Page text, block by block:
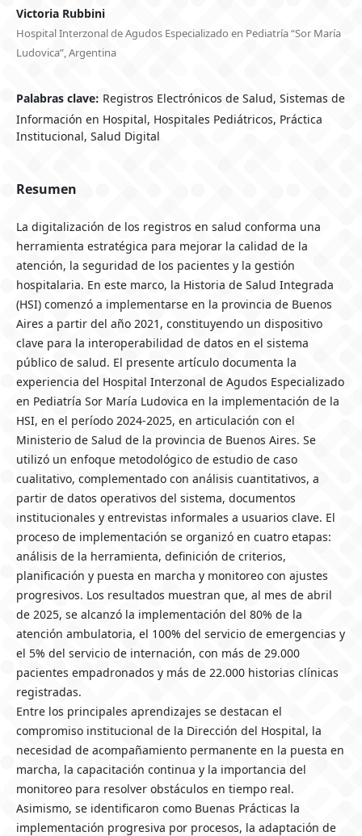
Victoria Rubbini
Hospital Interzonal de Agudos Especializado en Pediatría “Sor María
Ludovica”, Argentina
Palabras clave: Registros Electrónicos de Salud, Sistemas de
Información en Hospital, Hospitales Pediátricos, Práctica
Institucional, Salud Digital
Resumen
La digitalización de los registros en salud conforma una
herramienta estratégica para mejorar la calidad de la
atención, la seguridad de los pacientes y la gestión
hospitalaria. En este marco, la Historia de Salud Integrada
(HSI) comenzó a implementarse en la provincia de Buenos
Aires a partir del año 2021, constituyendo un dispositivo
clave para la interoperabilidad de datos en el sistema
público de salud. El presente artículo documenta la
experiencia del Hospital Interzonal de Agudos Especializado
en Pediatría Sor María Ludovica en la implementación de la
HSI, en el período 2024-2025, en articulación con el
Ministerio de Salud de la provincia de Buenos Aires. Se
utilizó un enfoque metodológico de estudio de caso
cualitativo, complementado con análisis cuantitativos, a
partir de datos operativos del sistema, documentos
institucionales y entrevistas informales a usuarios clave. El
proceso de implementación se organizó en cuatro etapas:
análisis de la herramienta, definición de criterios,
planificación y puesta en marcha y monitoreo con ajustes
progresivos. Los resultados muestran que, al mes de abril
de 2025, se alcanzó la implementación del 80% de la
atención ambulatoria, el 100% del servicio de emergencias y
el 5% del servicio de internación, con más de 29.000
pacientes empadronados y más de 22.000 historias clínicas
registradas.
Entre los principales aprendizajes se destacan el
compromiso institucional de la Dirección del Hospital, la
necesidad de acompañamiento permanente en la puesta en
marcha, la capacitación continua y la importancia del
monitoreo para resolver obstáculos en tiempo real.
Asimismo, se identificaron como Buenas Prácticas la
implementación progresiva por procesos, la adaptación de